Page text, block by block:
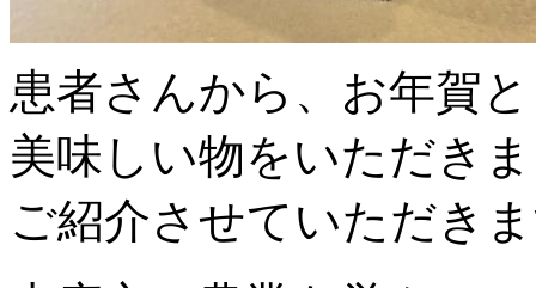
患者さんから、お年賀
美味しい物をいただき
ご紹介させていただき